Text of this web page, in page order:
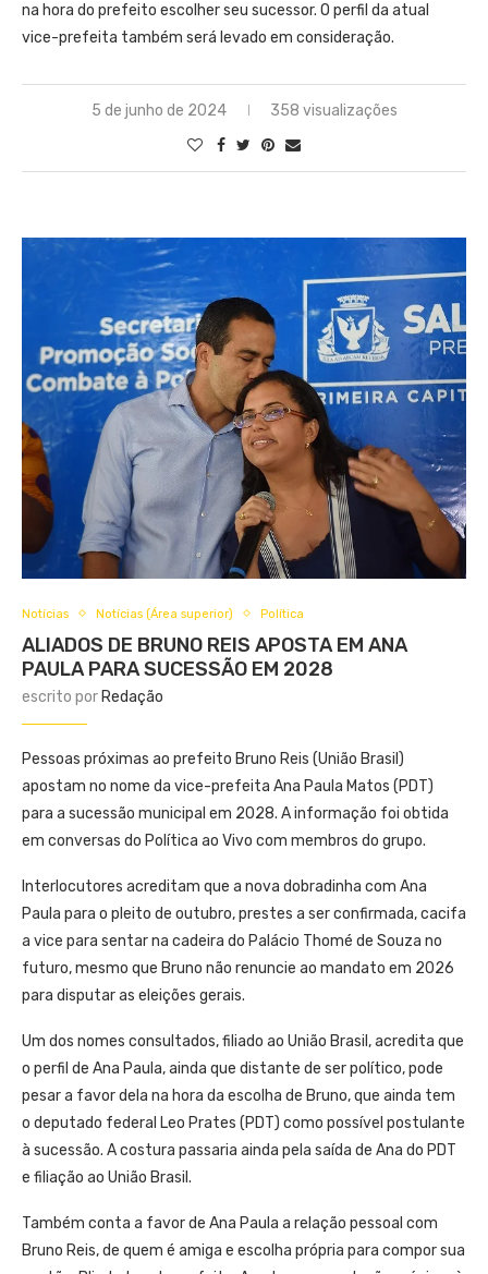
na hora do prefeito escolher seu sucessor. O perfil da atual
vice-prefeita também será levado em consideração.
5 de junho de 2024 358 visualizações
Notícias Notícias (Área superior) Política
ALIADOS DE BRUNO REIS APOSTA EM ANA
PAULA PARA SUCESSÃO EM 2028
escrito por Redação
Pessoas próximas ao prefeito Bruno Reis (União Brasil)
apostam no nome da vice-prefeita Ana Paula Matos (PDT)
para a sucessão municipal em 2028. A informação foi obtida
em conversas do Política ao Vivo com membros do grupo.
Interlocutores acreditam que a nova dobradinha com Ana
Paula para o pleito de outubro, prestes a ser confirmada, cacifa
a vice para sentar na cadeira do Palácio Thomé de Souza no
futuro, mesmo que Bruno não renuncie ao mandato em 2026
para disputar as eleições gerais.
Um dos nomes consultados, filiado ao União Brasil, acredita que
o perfil de Ana Paula, ainda que distante de ser político, pode
pesar a favor dela na hora da escolha de Bruno, que ainda tem
o deputado federal Leo Prates (PDT) como possível postulante
à sucessão. A costura passaria ainda pela saída de Ana do PDT
e filiação ao União Brasil.
Também conta a favor de Ana Paula a relação pessoal com
Bruno Reis, de quem é amiga e escolha própria para compor sua